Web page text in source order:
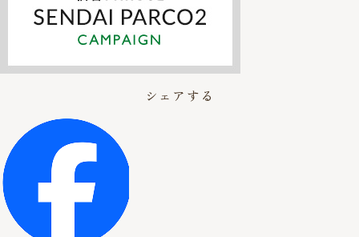
シェアする